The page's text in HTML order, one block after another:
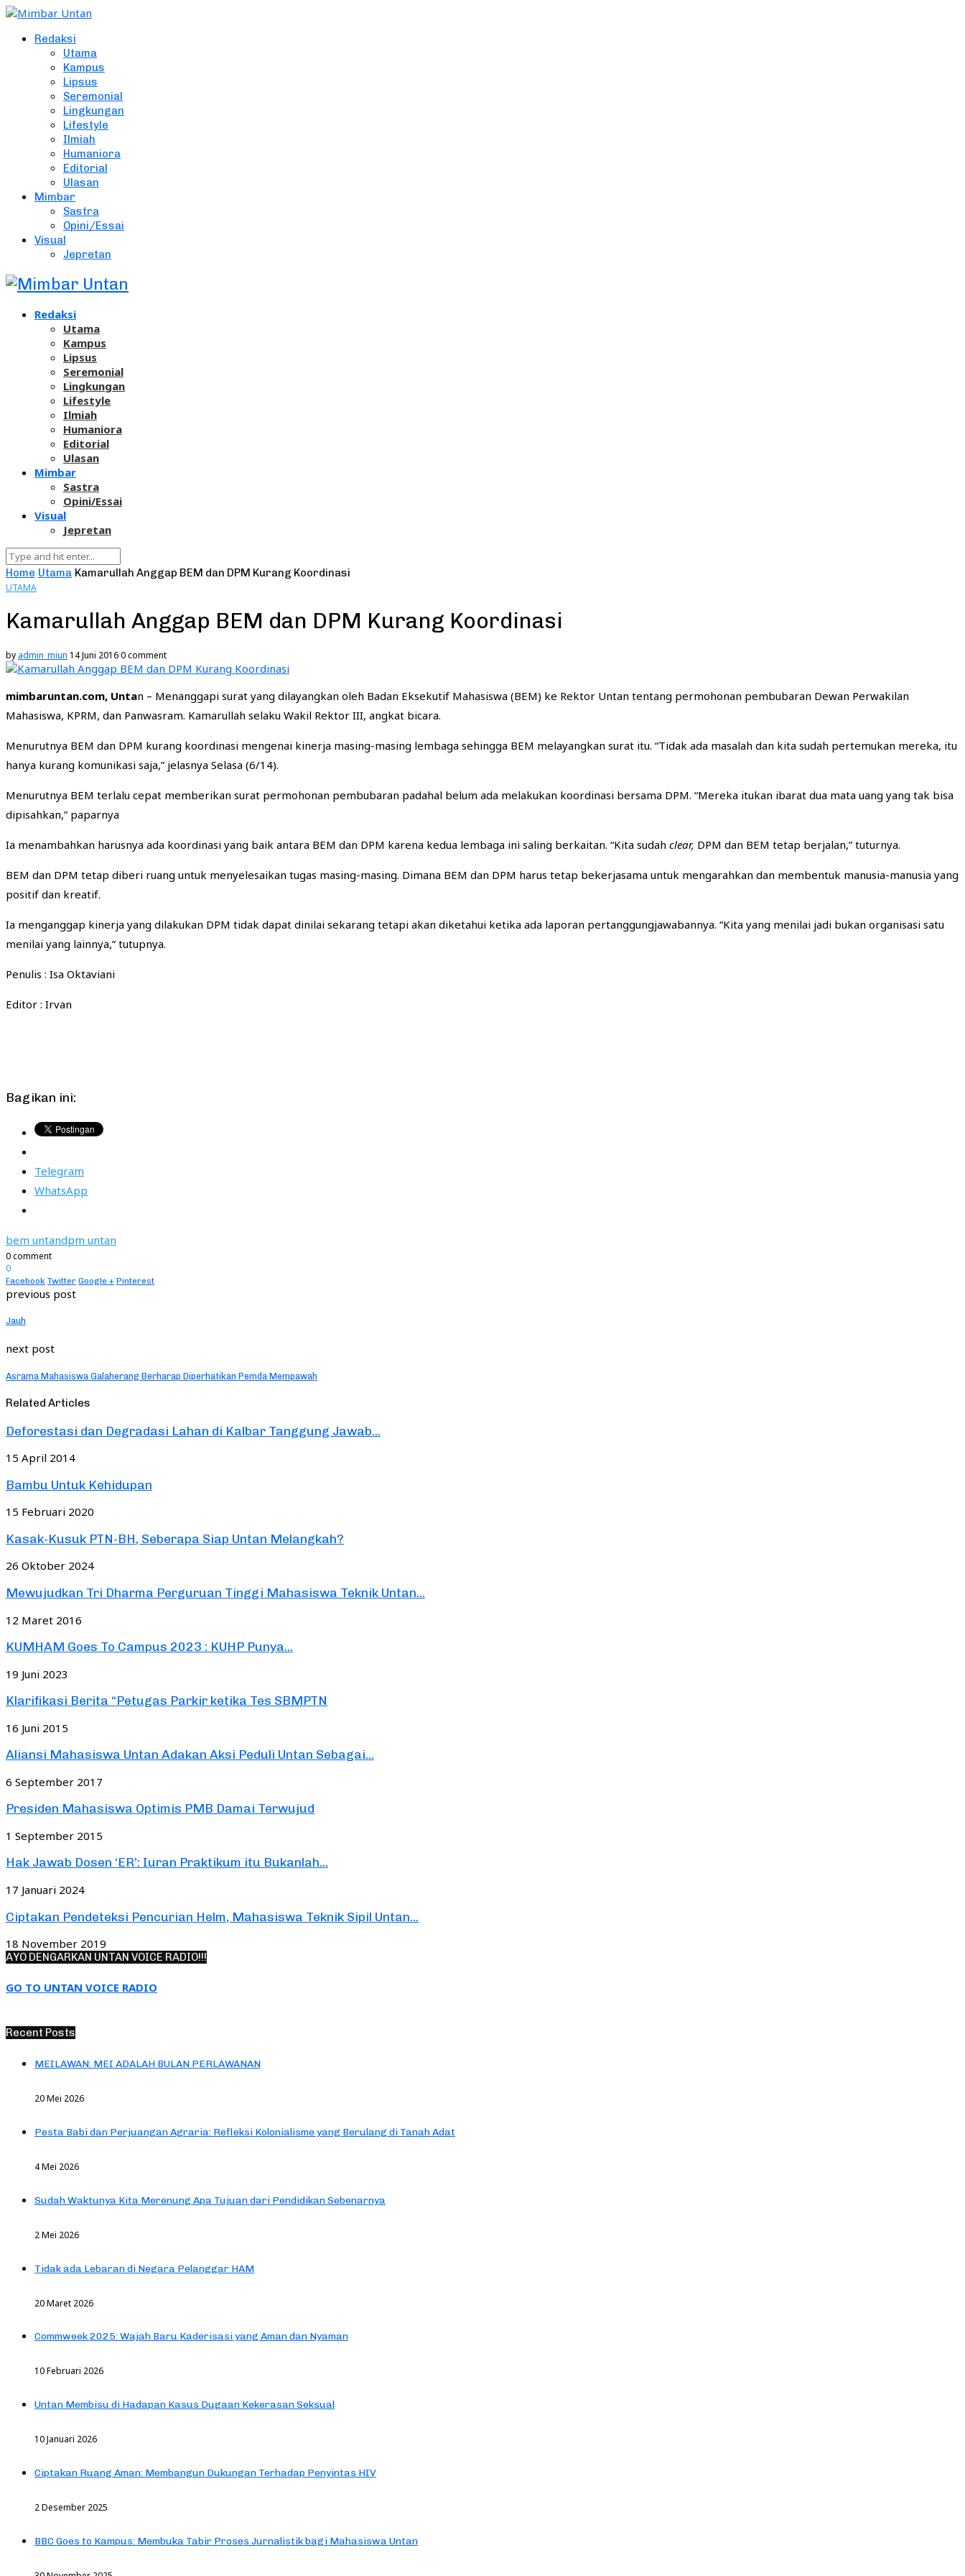
Redaksi
Utama
Kampus
Lipsus
Seremonial
Lingkungan
Lifestyle
Ilmiah
Humaniora
Editorial
Ulasan
Mimbar
Sastra
Opini/Essai
Visual
Jepretan
Redaksi
Utama
Kampus
Lipsus
Seremonial
Lingkungan
Lifestyle
Ilmiah
Humaniora
Editorial
Ulasan
Mimbar
Sastra
Opini/Essai
Visual
Jepretan
Home Utama Kamarullah Anggap BEM dan DPM Kurang Koordinasi
UTAMA
Kamarullah Anggap BEM dan DPM Kurang Koordinasi
by admin_miun 14 Juni 20160 comment
mimbaruntan.com, Untan – Menanggapi surat yang dilayangkan oleh Badan Eksekutif Mahasiswa (BEM) ke Rektor Untan tentang permohonan pembubaran Dewan Perwakilan
Mahasiswa, KPRM, dan Panwasram. Kamarullah selaku Wakil Rektor III, angkat bicara.
Menurutnya BEM dan DPM kurang koordinasi mengenai kinerja masing-masing lembaga sehingga BEM melayangkan surat itu. “Tidak ada masalah dan kita sudah pertemukan mereka, itu
hanya kurang komunikasi saja,” jelasnya Selasa (6/14).
Menurutnya BEM terlalu cepat memberikan surat permohonan pembubaran padahal belum ada melakukan koordinasi bersama DPM. “Mereka itukan ibarat dua mata uang yang tak bisa
dipisahkan,” paparnya
Ia menambahkan harusnya ada koordinasi yang baik antara BEM dan DPM karena kedua lembaga ini saling berkaitan. “Kita sudah clear, DPM dan BEM tetap berjalan,” tuturnya.
BEM dan DPM tetap diberi ruang untuk menyelesaikan tugas masing-masing. Dimana BEM dan DPM harus tetap bekerjasama untuk mengarahkan dan membentuk manusia-manusia yang
positif dan kreatif.
Ia menganggap kinerja yang dilakukan DPM tidak dapat dinilai sekarang tetapi akan diketahui ketika ada laporan pertanggungjawabannya. “Kita yang menilai jadi bukan organisasi satu
menilai yang lainnya,” tutupnya.
Penulis : Isa Oktaviani
Editor : Irvan
Bagikan ini:
Telegram
WhatsApp
bem untandpm untan
0 comment
0
Facebook Twitter Google + Pinterest
previous post
Jauh
next post
Asrama Mahasiswa Galaherang Berharap Diperhatikan Pemda Mempawah
Related Articles
Deforestasi dan Degradasi Lahan di Kalbar Tanggung Jawab...
15 April 2014
Bambu Untuk Kehidupan
15 Februari 2020
Kasak-Kusuk PTN-BH, Seberapa Siap Untan Melangkah?
26 Oktober 2024
Mewujudkan Tri Dharma Perguruan Tinggi Mahasiswa Teknik Untan...
12 Maret 2016
KUMHAM Goes To Campus 2023 : KUHP Punya...
19 Juni 2023
Klarifikasi Berita “Petugas Parkir ketika Tes SBMPTN
16 Juni 2015
Aliansi Mahasiswa Untan Adakan Aksi Peduli Untan Sebagai...
6 September 2017
Presiden Mahasiswa Optimis PMB Damai Terwujud
1 September 2015
Hak Jawab Dosen ‘ER’: Iuran Praktikum itu Bukanlah...
17 Januari 2024
Ciptakan Pendeteksi Pencurian Helm, Mahasiswa Teknik Sipil Untan...
18 November 2019
AYO DENGARKAN UNTAN VOICE RADIO!!!
GO TO UNTAN VOICE RADIO
Recent Posts
MEILAWAN: MEI ADALAH BULAN PERLAWANAN
20 Mei 2026
Pesta Babi dan Perjuangan Agraria: Refleksi Kolonialisme yang Berulang di Tanah Adat
4 Mei 2026
Sudah Waktunya Kita Merenung Apa Tujuan dari Pendidikan Sebenarnya
2 Mei 2026
Tidak ada Lebaran di Negara Pelanggar HAM
20 Maret 2026
Commweek 2025: Wajah Baru Kaderisasi yang Aman dan Nyaman
10 Februari 2026
Untan Membisu di Hadapan Kasus Dugaan Kekerasan Seksual
10 Januari 2026
Ciptakan Ruang Aman: Membangun Dukungan Terhadap Penyintas HIV
2 Desember 2025
BBC Goes to Kampus: Membuka Tabir Proses Jurnalistik bagi Mahasiswa Untan